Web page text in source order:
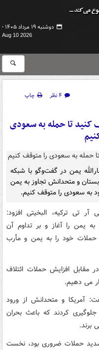
دوشنبه ۱۹ مرداد ۱۴۰۵ -
Aug 10 2026
۴ نظر
چاپ
کنید تا حمله به سعودی
یمن در گفت‌وگو با شبکه
و متحدانش تجاوز به یمن
به سعودی را متوقف کنیم.
آر تی ترکیه، البخیتی افزود:
یمن را آغاز و بر تداوم آن
حملات خود را به یمن و مأرب
مقابل افزایش حملات ائتلاف
می دهیم.
آمریکا و متحدانش از ورود
کردند که باعث بحران
برند.
تشدید حملات ضروری بود، نخست